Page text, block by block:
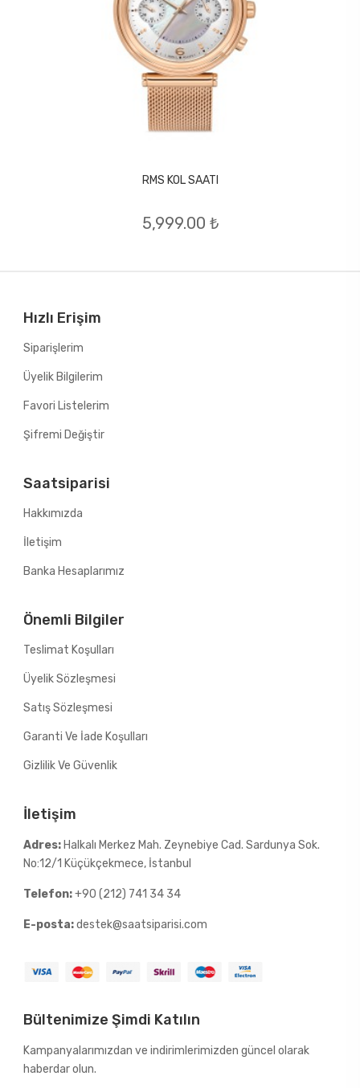
RMS KOL SAATI
5,999.00 ₺
Hızlı Erişim
Siparişlerim
Üyelik Bilgilerim
Favori Listelerim
Şifremi Değiştir
Saatsiparisi
Hakkımızda
İletişim
Banka Hesaplarımız
Önemli Bilgiler
Teslimat Koşulları
Üyelik Sözleşmesi
Satış Sözleşmesi
Garanti Ve İade Koşulları
Gizlilik Ve Güvenlik
İletişim
Adres:Halkalı Merkez Mah. Zeynebiye Cad. Sardunya Sok.
No:12/1 Küçükçekmece, İstanbul
Telefon:+90 (212) 741 34 34
E-posta:destek@saatsiparisi.com
Bültenimize Şimdi Katılın
Kampanyalarımızdan ve indirimlerimizden güncel olarak
haberdar olun.